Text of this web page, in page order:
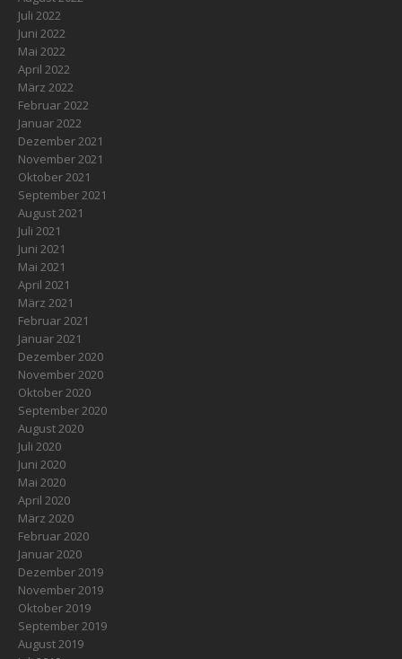
Juli 2022
Juni 2022
Mai 2022
April 2022
März 2022
Februar 2022
Januar 2022
Dezember 2021
November 2021
Oktober 2021
September 2021
August 2021
Juli 2021
Juni 2021
Mai 2021
April 2021
März 2021
Februar 2021
Januar 2021
Dezember 2020
November 2020
Oktober 2020
September 2020
August 2020
Juli 2020
Juni 2020
Mai 2020
April 2020
März 2020
Februar 2020
Januar 2020
Dezember 2019
November 2019
Oktober 2019
September 2019
August 2019